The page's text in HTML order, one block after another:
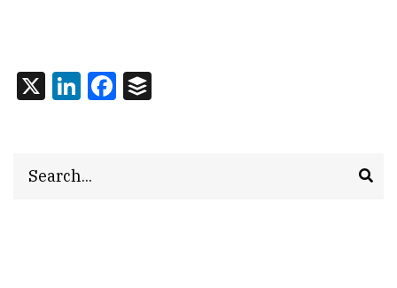
X LinkedIn
Facebook